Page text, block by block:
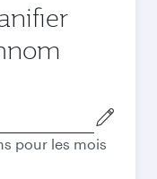
pour les mois